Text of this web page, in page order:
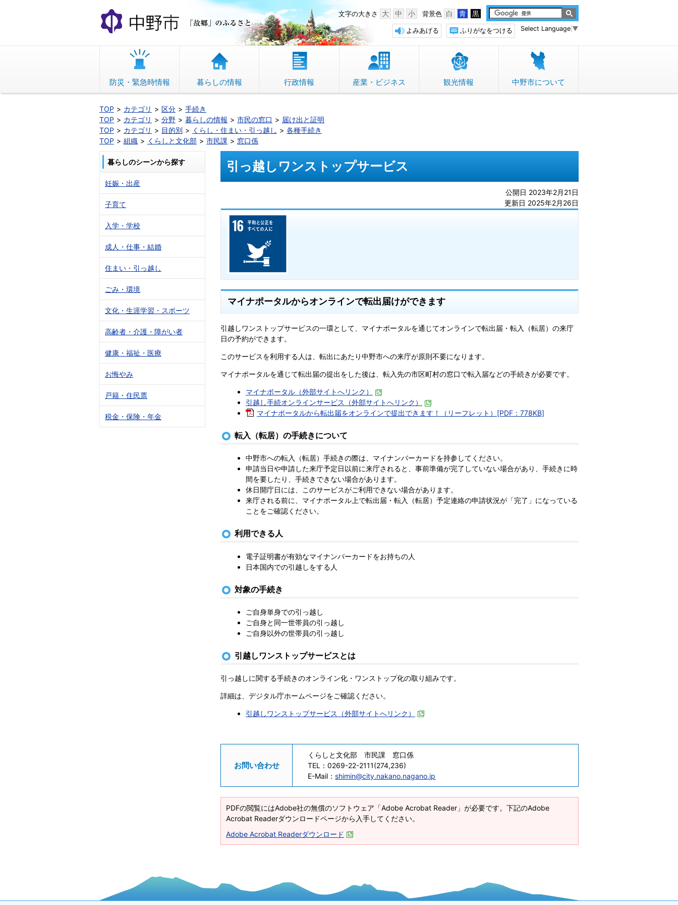
文
へ
動
中野市 「故郷」のふるさと 背景色 白 青 黒
文字の大きさ 大 中 小
Select Language ▼
ふりがなをつける
よみあげる
防災・緊急時情報 暮らしの情報 行政情報 産業・ビジネス 観光情報 中野市について
TOP カテゴリ 区分
手続き
TOP
カテゴリ 分野 暮らしの情報 市民の窓口
届け出と証明
TOP
カテゴリ 目的別 くらし・住まい・引っ越し
各種手続き
TOP
組織 くらしと文化部 市民課 窓口係
引っ越しワンストップサービス
公開日 2023年2月21日
更新日 2025年2月26日
マイナポータルからオンラインで転出届けができます
引越しワンストップサービスの一環として、マイナポータルを通じてオンラインで転出届・転入（転居）の来庁
日の予約ができます。
このサービスを利用する人は、転出にあたり中野市への来庁が原則不要になります。
マイナポータルを通じて転出届の提出をした後は、転入先の市区町村の窓口で転入届などの手続きが必要です。
マイナポータル（外部サイトへリンク）
引越し手続オンラインサービス（外部サイトへリンク）
マイナポータルから転出届をオンラインで提出できます！（リーフレット）[PDF：778KB]
転入（転居）の手続きについて
中野市への転入（転居）手続きの際は、マイナンバーカードを持参してください。
申請当日や申請した来庁予定日以前に来庁されると、事前準備が完了していない場合があり、手続きに時
間を要したり、手続きできない場合があります。
休日開庁日には、このサービスがご利用できない場合があります。
来庁される前に、マイナポータル上で転出届・転入（転居）予定連絡の申請状況が「完了」になっている
ことをご確認ください。
利用できる人
電子証明書が有効なマイナンバーカードをお持ちの人
日本国内での引越しをする人
対象の手続き
ご自身単身での引っ越し
ご自身と同一世帯員の引っ越し
ご自身以外の世帯員の引っ越し
引越しワンストップサービスとは
引っ越しに関する手続きのオンライン化・ワンストップ化の取り組みです。
詳細は、デジタル庁ホームページをご確認ください。
引越しワンストップサービス（外部サイトへリンク）
お問い合わせ
くらしと文化部 市民課 窓口係
TEL：0269-22-2111(274,236)
E-Mail：shimin@city.nakano.nagano.jp
PDFの閲覧にはAdobe社の無償のソフトウェア「Adobe Acrobat Reader」が必要です。下記のAdobe
Acrobat Readerダウンロードページから入手してください。
Adobe Acrobat Readerダウンロード
暮らしのシーンから探す
妊娠・出産
子育て
入学・学校
成人・仕事・結婚
住まい・引っ越し
ごみ・環境
文化・生涯学習・スポーツ
高齢者・介護・障がい者
健康・福祉・医療
お悔やみ
戸籍・住民票
税金・保険・年金